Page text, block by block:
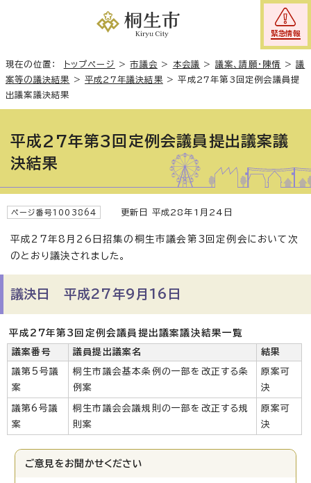
緊急情報
現在の位置： トップページ >市議会 > 本会議 > 議案、請願・陳情 >議
案等の議決結果
>平成27年議決結果 >平成27年第3回定例会議員提
出議案議決結果
平成27年第3回定例会議員提出議案議
決結果
ページ番号1003864 更新日 平成28年1月24日
平成27年8月26日招集の桐生市議会第3回定例会において次
のとおり議決されました。
議決日 平成27年9月16日
平成27年第3回定例会議員提出議案議決結果一覧
議案番号 議員提出議案名 結果
議第5号議
案
桐生市議会基本条例の一部を改正する条
例案
原案可
決
議第6号議
案
桐生市議会会議規則の一部を改正する規
則案
原案可
決
ご意見をお聞かせください